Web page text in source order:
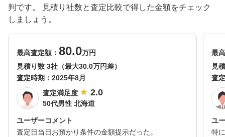
判です。 見積り社数と査定比較で得した金額をチェック
しましょう。
最高査定額： 80.0万円
見積り数 3社（最大30.0万円差）
査定時期： 2025年8月
査定満足度
2.0
50代男性 北海道
ユーザーコメント
査定日当日お預かり条件の金額提示だった。
最
見
査
ユ
特